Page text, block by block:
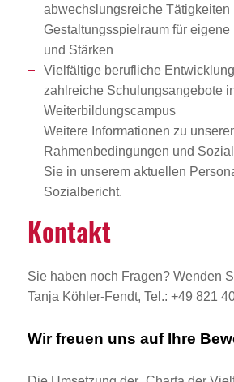
abwechslungsreiche Tätigkeiten
Gestaltungsspielraum für eigene
und Stärken
Vielfältige berufliche
zahlreiche Schulungsangebote
Weiterbildungscampus
Weitere Informationen zu
Rahmenbedingungen und
Sie in unserem aktuellen
Sozialbericht.
Kontakt
Sie haben noch Fragen? Wenden
Tanja Köhler-Fendt, Tel.: +49 821
Wir freuen uns auf Ihre